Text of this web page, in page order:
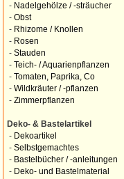
- Nadelgehölze / -sträucher
- Obst
- Rhizome / Knollen
- Rosen
- Stauden
- Teich- / Aquarienpflanzen
- Tomaten, Paprika, Co
- Wildkräuter / -pflanzen
- Zimmerpflanzen
Deko- & Bastelartikel
- Dekoartikel
- Selbstgemachtes
- Bastelbücher / -anleitungen
- Deko- und Bastelmaterial